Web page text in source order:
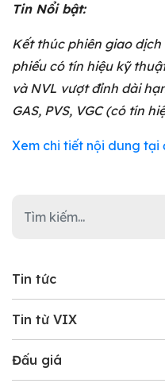
Tin tức
Tin từ VIX
Đấu giá
Tin Nổi bật:
Kết thúc phiên giao
phiếu có tín hiệu kỹ
và NVL vượt đỉnh dài
GAS, PVS, VGC (có tín
Xem chi tiết nội dung tại